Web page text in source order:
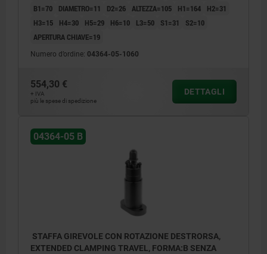
1) Corsa di rotazione
2) Corsa di serraggio
B1=70
DIAMETRO=11 D2=26 ALTEZZA=105 H1=164
H2=31
H3=15
H4=30 H5=29 H6=10 L3=50 S1=31
S2=10
APERTURA CHIAVE=19
Numero d’ordine: 04364-05-1060
554,30 €
+ IVA
più le spese di spedizione
DETTAGLI
04364-05 B
STAFFA GIREVOLE CON ROTAZIONE DESTRORSA,
EXTENDED CLAMPING TRAVEL, FORMA:B SENZA